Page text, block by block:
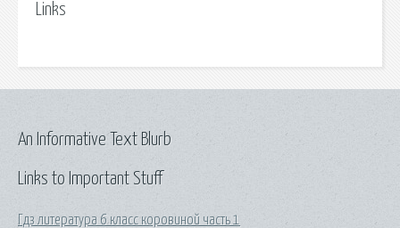
Links
Links to Important Stuff
Гдз литература 6 класс коровиной часть 1
An Informative Text Blurb